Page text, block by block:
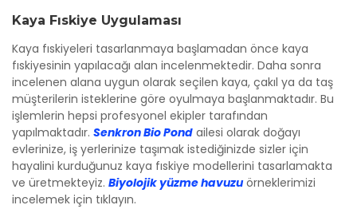
Kaya Fıskiye Uygulaması
Kaya fıskiyeleri tasarlanmaya başlamadan önce kaya
fıskiyesinin yapılacağı alan incelenmektedir. Daha sonra
incelenen alana uygun olarak seçilen kaya, çakıl ya da taş
müşterilerin isteklerine göre oyulmaya başlanmaktadır. Bu
işlemlerin hepsi profesyonel ekipler tarafından
yapılmaktadır. Senkron Bio Pond ailesi olarak doğayı
evlerinize, iş yerlerinize taşımak istediğinizde sizler için
hayalini kurduğunuz kaya fıskiye modellerini tasarlamakta
ve üretmekteyiz. Biyolojik yüzme havuzuörneklerimizi
incelemek için tıklayın.